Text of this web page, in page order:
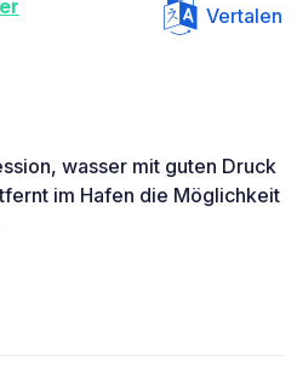
Vertalen
wasser mit guten Druck
im Hafen die Möglichkeit